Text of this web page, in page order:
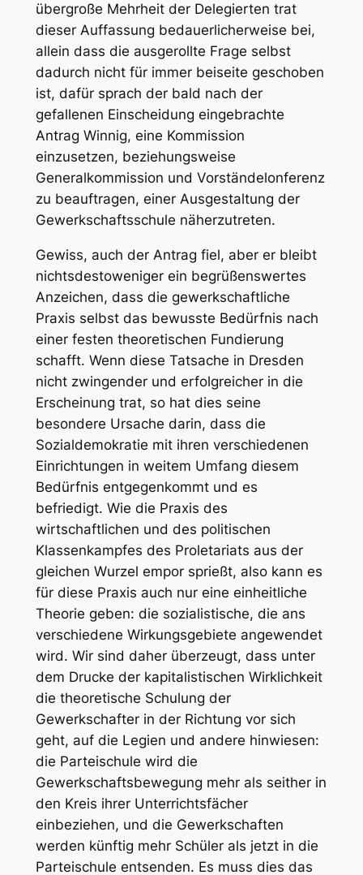
übergroße Mehrheit der Delegierten trat
dieser Auffassung bedauerlicherweise bei,
allein dass die ausgerollte Frage selbst
dadurch nicht für immer beiseite geschoben
ist, dafür sprach der bald nach der
gefallenen Einscheidung eingebrachte
Antrag Winnig, eine Kommission
einzusetzen, beziehungsweise
Generalkommission und Vorständelonferenz
zu beauftragen, einer Ausgestaltung der
Gewerkschaftsschule näherzutreten.
Gewiss, auch der Antrag fiel, aber er bleibt
nichtsdestoweniger ein begrüßenswertes
Anzeichen, dass die gewerkschaftliche
Praxis selbst das bewusste Bedürfnis nach
einer festen theoretischen Fundierung
schafft. Wenn diese Tatsache in Dresden
nicht zwingender und erfolgreicher in die
Erscheinung trat, so hat dies seine
besondere Ursache darin, dass die
Sozialdemokratie mit ihren verschiedenen
Einrichtungen in weitem Umfang diesem
Bedürfnis entgegenkommt und es
befriedigt. Wie die Praxis des
wirtschaftlichen und des politischen
Klassenkampfes des Proletariats aus der
gleichen Wurzel empor sprießt, also kann es
für diese Praxis auch nur eine einheitliche
Theorie geben: die sozialistische, die ans
verschiedene Wirkungsgebiete angewendet
wird. Wir sind daher überzeugt, dass unter
dem Drucke der kapitalistischen Wirklichkeit
die theoretische Schulung der
Gewerkschafter in der Richtung vor sich
geht, auf die Legien und andere hinwiesen:
die Parteischule wird die
Gewerkschaftsbewegung mehr als seither in
den Kreis ihrer Unterrichtsfächer
einbeziehen, und die Gewerkschaften
werden künftig mehr Schüler als jetzt in die
Parteischule entsenden. Es muss dies das